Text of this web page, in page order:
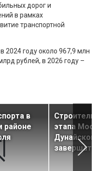
дорог и
в рамках
транспортной
2024 году около 967,9 млн
рублей, в 2026 году –
в
районе
этапа
Дунайской
завершат